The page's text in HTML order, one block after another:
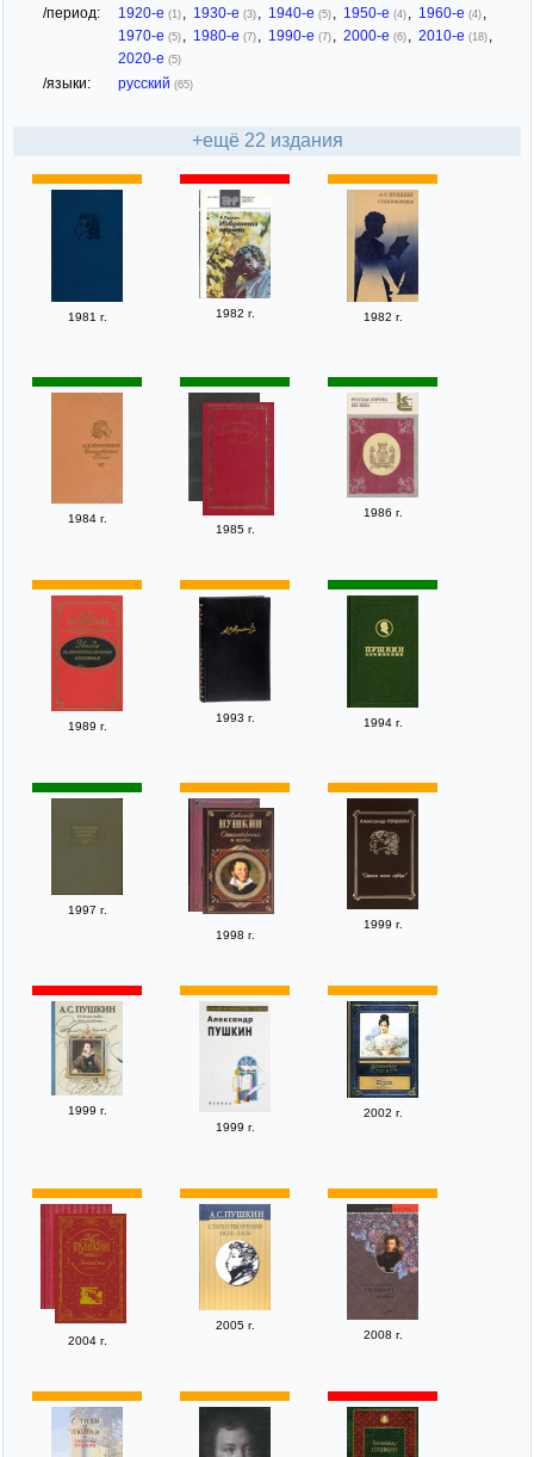
/период: 1920-е (1) 1930-е (3) 1940-е (5) 1950-е (4) 1960-е (4)
1970-е (5) 1980-е (7) 1990-е (7) 2000-е (6) 2010-е (18)
2020-е (5)
/языки: русский (65)
+ещё 22 издания
1981 г. 1982 г. 1982 г.
1984 г.
1985 г.
1986 г.
1989 г.
1993 г. 1994 г.
1997 г.
1998 г.
1999 г.
1999 г.
1999 г.
2002 г.
2004 г.
2005 г.
2008 г.